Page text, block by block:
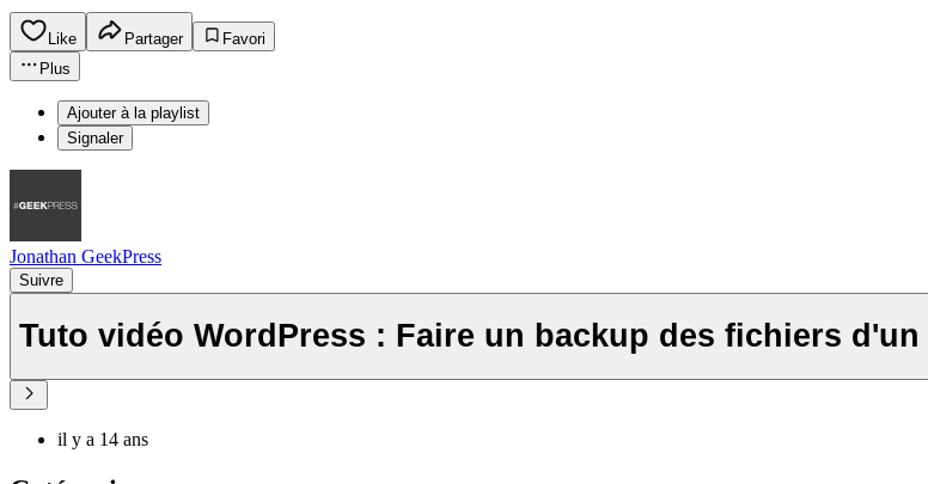
Like Partager
Favori
Plus
Ajouter à la playlist
Signaler
Jonathan GeekPress
Suivre
Tuto vidéo WordPress : Faire un backup des fichiers
il y a 14 ans